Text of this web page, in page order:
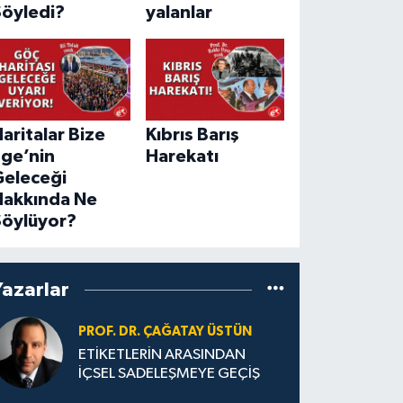
yalanlar
Bize
Ne
Kıbrıs Barış
Harekatı
PROF. DR. ÇAĞATAY ÜSTÜN
ETİKETLERİN ARASINDAN
İÇSEL SADELEŞMEYE GEÇİŞ